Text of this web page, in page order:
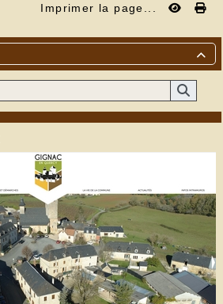
Imprimer la page...
